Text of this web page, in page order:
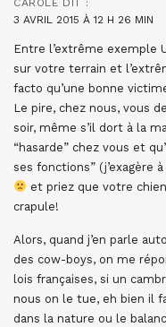
CAROLE DIT :
3 AVRIL 2015 À 12 H 26 MIN
Entre l’extrême exemple
sur votre terrain et
facto qu’une bonne
Le pire, chez nous, vous
soir, même s’il dort à la
“hasarde” chez vous et
ses fonctions” (j’exagère
et priez que votre
crapule!
Alors, quand j’en parle
des cow-boys, on me
lois françaises, si un
nous on le tue, eh bien il
dans la nature ou le